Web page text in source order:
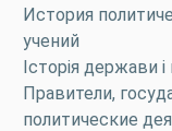
История
учений
Історія держави
Правители,
политические